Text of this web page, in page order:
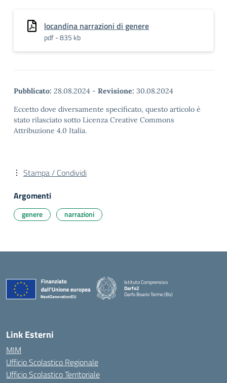
locandina narrazioni di genere
pdf - 835 kb
Pubblicato: 28.08.2024 - Revisione: 30.08.2024
Eccetto dove diversamente specificato, questo articolo è
stato rilasciato sotto Licenza Creative Commons
Attribuzione 4.0 Italia.
Stampa / Condividi
Argomenti
genere narrazioni
Istituto Comprensivo
Darfo2
Darfo Boario Terme (Bs)
Link Esterni
MIM
Ufficio Scolastico Regionale
Ufficio Scolastico Territoriale